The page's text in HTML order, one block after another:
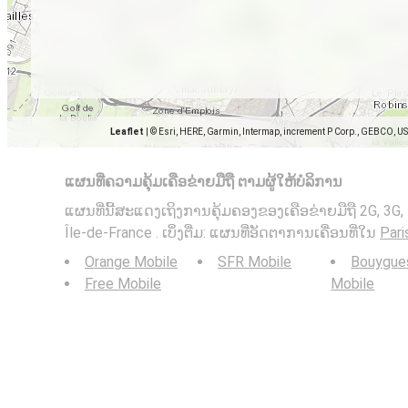
Leaflet © Esri, HERE, Garmin, Intermap, increment P Corp., GEBCO,
ແຜນທີ່ຄວາມຄຸ້ມເຄືອຂ່າຍມືຖື ຕາມຜູ້ໃຫ້ບໍລິການ
ແຜນທີ່ນີ້ສະແດງເຖິງການຄຸ້ມຄອງຂອງເຄືອຂ່າຍມືຖື 2G, 3G,
Île-de-France . ເບິ່ງຕື່ມ: ແຜນທີ່ອັດຕາການເຄື່ອນທີ່ໃນ
Orange Mobile
Free Mobile
SFR Mobile
Mobile